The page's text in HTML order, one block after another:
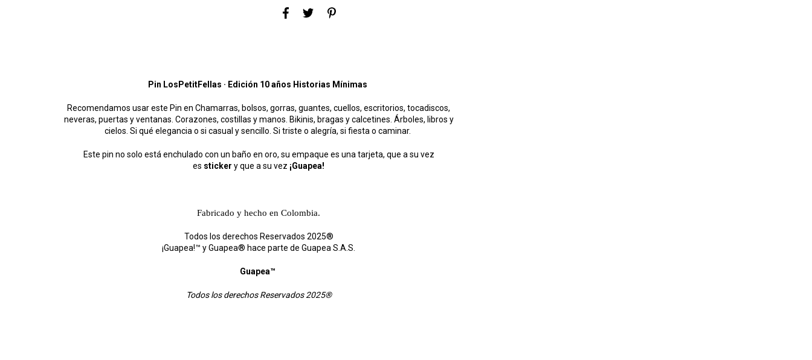
Pin LosPetitFellas · Edición 10 años Historias Mínimas
Recomendamos usar este Pin en Chamarras, bolsos, gorras, guantes, cuellos, escritorios, tocadiscos,
neveras, puertas y ventanas. Corazones, costillas y manos. Bikinis, bragas y calcetines. Árboles, libros y
cielos. Si qué elegancia o si casual y sencillo. Si triste o alegría, si fiesta o caminar.
Este pin no solo está enchulado con un baño en oro, su empaque es una tarjeta, que a su vez
es sticker y que a su vez ¡Guapea!
Fabricado y hecho en Colombia.
Todos los derechos Reservados 2025®
¡Guapea!™ y Guapea® hace parte de Guapea S.A.S.
Guapea™
Todos los derechos Reservados 2025®